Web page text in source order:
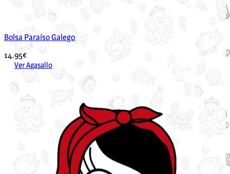
Bolsa Paraíso Galego
14.95€
Ver Agasallo